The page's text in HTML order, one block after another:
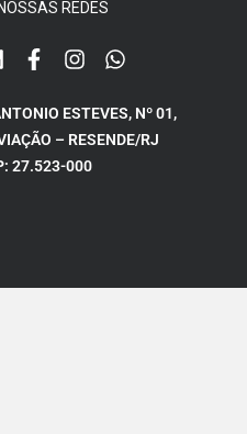
REDES
ESTEVES, Nº 01,
– RESENDE/RJ
27.523-000